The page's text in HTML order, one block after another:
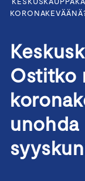
Ostitko
unohda